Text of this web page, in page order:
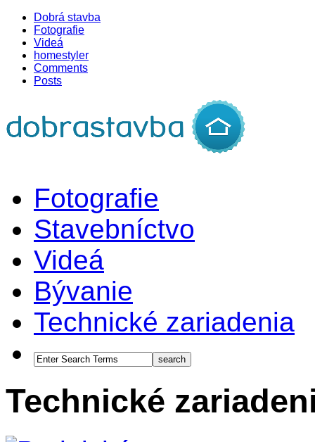
Dobrá stavba
Fotografie
Videá
homestyler
Comments
Posts
Fotografie
Stavebníctvo
Videá
Bývanie
Technické zariadenia
Technické